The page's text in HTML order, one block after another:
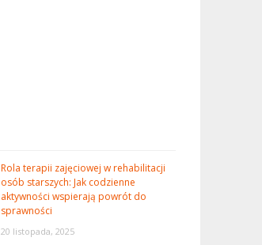
Rola terapii zajęciowej w rehabilitacji
osób starszych: Jak codzienne
aktywności wspierają powrót do
sprawności
20 listopada, 2025